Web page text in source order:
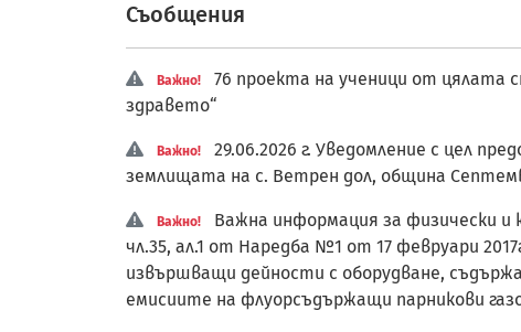
Съобщения
Важно!
76 проекта на ученици от цялата
здравето“
Важно!
29.06.2026 г. Уведомление с цел
землищата на с. Ветрен дол, община
Важно!
Важна информация за физически и
чл.35, ал.1 от Наредба №1 от 17 февруари
извършващи дейности с оборудване,
емисиите на флуорсъдържащи парникови